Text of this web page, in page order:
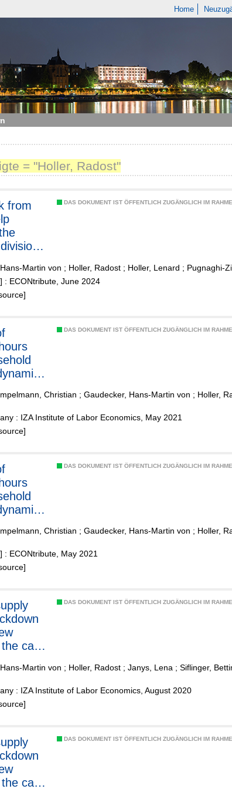
Home
= "Holler, Radost"
DAS DOKUMENT IST ÖFFENTLICH ZUGÄNGLICH IM
from
Martin von ; Holler, Radost ; Holler, Lenard ; Pugnaghi-
: ECONtribute, June 2024
DAS DOKUMENT IST ÖFFENTLICH ZUGÄNGLICH IM
theChristian ; Gaudecker, Hans-Martin von ; Holler,
: IZA Institute of Labor Economics, May 2021
DAS DOKUMENT IST ÖFFENTLICH ZUGÄNGLICH IM
theChristian ; Gaudecker, Hans-Martin von ; Holler,
: ECONtribute, May 2021
DAS DOKUMENT IST ÖFFENTLICH ZUGÄNGLICH IM
case
Martin von ; Holler, Radost ; Janys, Lena ; Siflinger,
: IZA Institute of Labor Economics, August 2020
DAS DOKUMENT IST ÖFFENTLICH ZUGÄNGLICH IM
case